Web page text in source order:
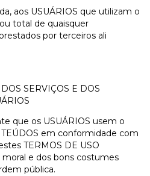
aos USUÁRIOS que utilizam o
total de quaisquer
por terceiros ali
SERVIÇOS E DOS
que os USUÁRIOS usem o
em conformidade com
TERMOS DE USO
e dos bons costumes
pública.